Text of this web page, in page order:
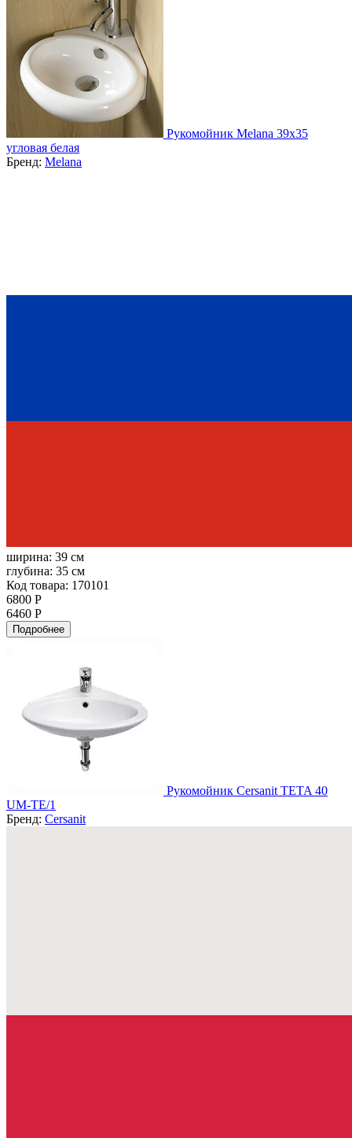
Рукомойник Melana 39x35
угловая белая
Бренд: Melana
ширина: 39 см
глубина: 35 см
Код товара: 170101
6800 Р
6460 Р
Подробнее
Рукомойник Cersanit TETA 40
UM-TE/1
Бренд: Cersanit